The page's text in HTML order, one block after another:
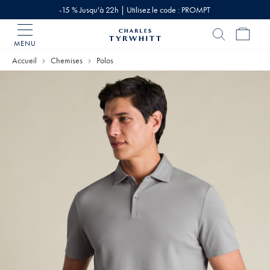
-15 % Jusqu'à 22h | Utilisez le code : PROMPT
MENU
Tyrwhitt
Accueil Chemises Polos